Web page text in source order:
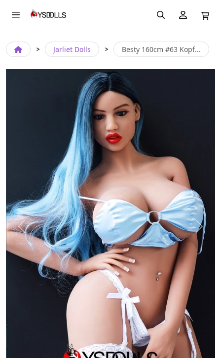
Jarliet Dolls Besty 160cm #63 Kopf...
Previous Next